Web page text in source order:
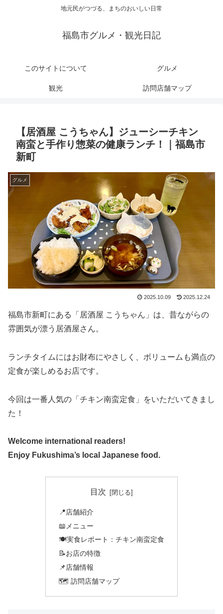
地元民がつづる、まちのおいしい日常
福島市グルメ・観光日記
このサイトについて グルメ
観光 訪問店舗マップ
【居酒屋 こうちゃん】ジューシーチキン
南蛮と手作り惣菜の健康ランチ！｜福島市
新町
グルメ
2025.10.09 2025.12.24
福島市新町にある「居酒屋 こうちゃん」は、昔ながらの
雰囲気が漂う居酒屋さん。
ランチタイムにはお財布にやさしく、ボリュームも満点の
定食が楽しめるお店です。
今回は一番人気の「チキン南蛮定食」をいただいてきまし
た！
Welcome international readers!
Enjoy Fukushima’s local Japanese food.
目次
📍店舗紹介
📖メニュー
🍽️実食レポート：チキン南蛮定食
📝お店の特徴
📌店舗情報
🗺️ 訪問店舗マップ